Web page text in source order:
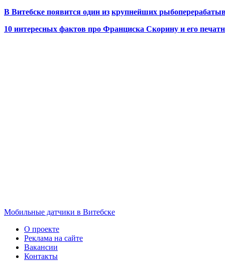
В Витебске появится один из крупнейших
10 интересных фактов про Франциска Скорину и его
Мобильные датчики в Витебске
О проекте
Реклама на сайте
Вакансии
Контакты